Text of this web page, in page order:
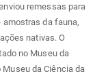
remessas para
da fauna,
nativas. O
no Museu da
da Ciência da